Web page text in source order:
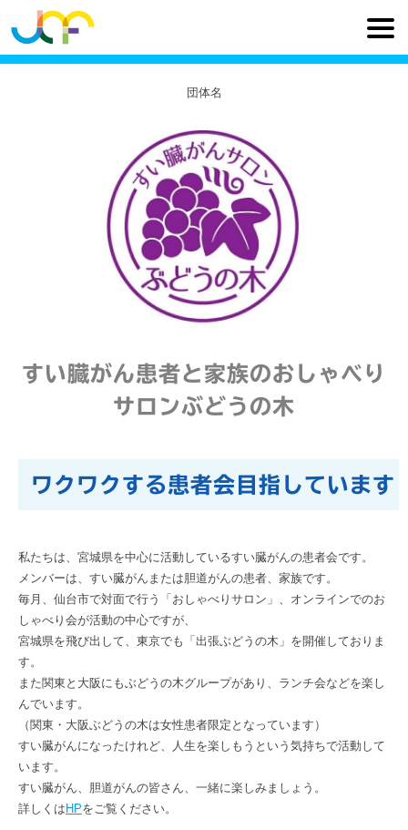
団体名
すい臓がん患者と家族のおしゃべり
サロンぶどうの木
ワクワクする患者会目指しています
私たちは、宮城県を中心に活動しているすい臓がんの患者会です。
メンバーは、すい臓がんまたは胆道がんの患者、家族です。
毎月、仙台市で対面で行う「おしゃべりサロン」、オンラインでのお
しゃべり会が活動の中心ですが、
宮城県を飛び出して、東京でも「出張ぶどうの木」を開催しておりま
す。
また関東と大阪にもぶどうの木グループがあり、ランチ会などを楽し
んでいます。
（関東・大阪ぶどうの木は女性患者限定となっています）
すい臓がんになったけれど、人生を楽しもうという気持ちで活動して
います。
すい臓がん、胆道がんの皆さん、一緒に楽しみましょう。
詳しくは HPをご覧ください。